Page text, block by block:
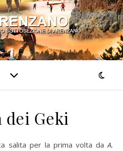
dei Geki
salita per la prima volta daA.